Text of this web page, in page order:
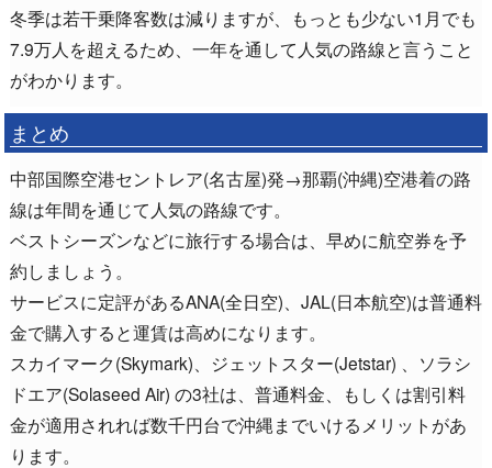
冬季は若干乗降客数は減りますが、もっとも少ない1月でも
7.9万人を超えるため、一年を通して人気の路線と言うこと
がわかります。
まとめ
中部国際空港セントレア(名古屋)発→那覇(沖縄)空港着の路
線は年間を通じて人気の路線です。
ベストシーズンなどに旅行する場合は、早めに航空券を予
約しましょう。
サービスに定評があるANA(全日空)、JAL(日本航空)は普通料
金で購入すると運賃は高めになります。
スカイマーク(Skymark)、ジェットスター(Jetstar) 、ソラシ
ドエア(Solaseed Air) の3社は、普通料金、もしくは割引料
金が適用されれば数千円台で沖縄までいけるメリットがあ
ります。